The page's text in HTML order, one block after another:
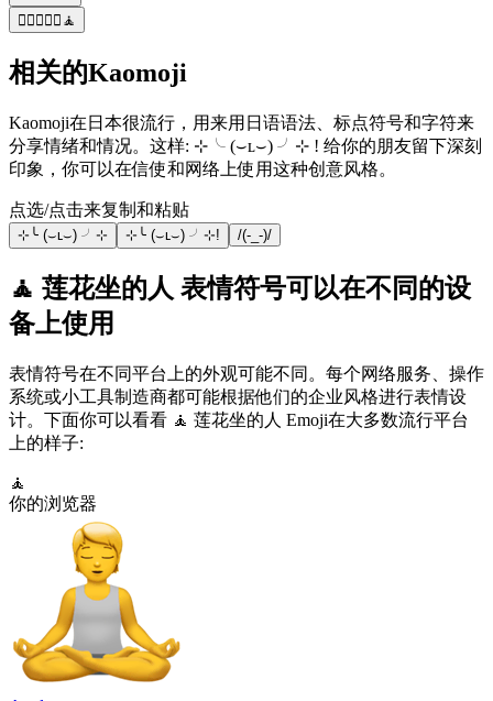
🧘‍♂️🧘🏻‍♂️🧘
相关的Kaomoji
Kaomoji在日本很流行，用来用日语语法、标点符号和字符来
分享情绪和情况。这样: ⊹╰ (⌣ʟ⌣) ╯⊹ ! 给你的朋友留下深刻
印象，你可以在信使和网络上使用这种创意风格。
点选/点击来复制和粘贴
⊹╰ (⌣ʟ⌣) ╯⊹ ⊹╰ (⌣ʟ⌣) ╯⊹! /(-_-)/
🧘 莲花坐的人 表情符号可以在不同的设
备上使用
表情符号在不同平台上的外观可能不同。每个网络服务、操作
系统或小工具制造商都可能根据他们的企业风格进行表情设
计。下面你可以看看 🧘 莲花坐的人 Emoji在大多数流行平台
上的样子:
🧘
你的浏览器